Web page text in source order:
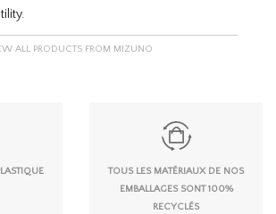
ALL PRODUCTS FROM MIZUNO
TOUS LES MATÉRIAUX DE NOS
EMBALLAGES SONT 100%
RECYCLÉS